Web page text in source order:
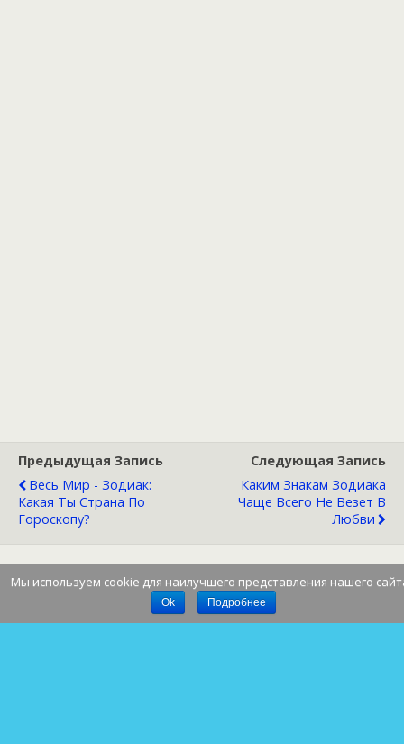
Предыдущая Запись
Весь Мир - Зодиак:
Какая Ты Страна По
Гороскопу?
Следующая Запись
Каким Знакам Зодиака
Чаще Всего Не Везет В
Любви
Мы используем cookie для наилучшего представления нашего
Ok Подробнее
Наверх